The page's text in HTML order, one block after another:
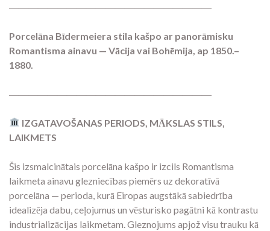
―――――――――――――――――――――
Porcelāna Bīdermeiera stila kašpo ar panorāmisku
Romantisma ainavu — Vācija vai Bohēmija, ap 1850.–
1880.
―――――――――――――――――――――
IZGATAVOŠANAS PERIODS, MĀKSLAS STILS,
LAIKMETS
Šis izsmalcinātais porcelāna kašpo ir izcils Romantisma
laikmeta ainavu glezniecības piemērs uz dekoratīvā
porcelāna — perioda, kurā Eiropas augstākā sabiedrība
idealizēja dabu, ceļojumus un vēsturisko pagātni kā kontrastu
industrializācijas laikmetam. Gleznojums apjož visu trauku kā